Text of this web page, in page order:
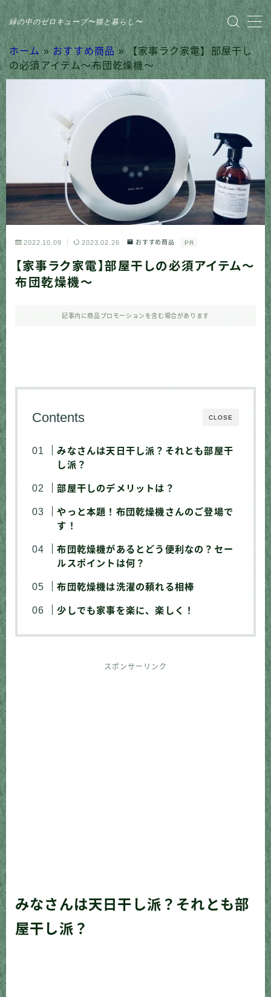
緑の中のゼロキューブ〜猫と暮らし〜
MENU
HOME
おすすめ商品
日記
猫との暮らし
ホーム » おすすめ商品 » 【家事ラク家電】部屋干し
の必須アイテム〜布団乾燥機〜
2022.10.09 2023.02.26 おすすめ商品 PR
【家事ラク家電】部屋干しの必須アイテム〜
布団乾燥機〜
記事内に商品プロモーションを含む場合があります
CLOSE
Contents
みなさんは天日干し派？それとも部屋干
し派？
部屋干しのデメリットは？
やっと本題！布団乾燥機さんのご登場で
す！
布団乾燥機があるとどう便利なの？セー
ルスポイントは何？
布団乾燥機は洗濯の頼れる相棒
少しでも家事を楽に、楽しく！
スポンサーリンク
みなさんは天日干し派？それとも部
屋干し派？